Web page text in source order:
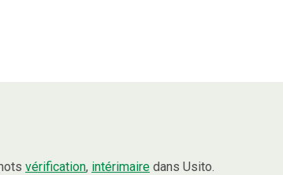
vérification, intérimaire dans Usito.